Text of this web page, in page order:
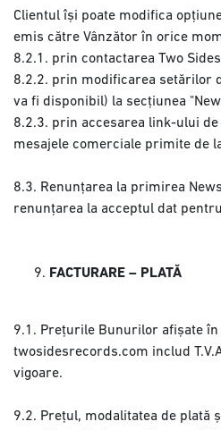
Clientul își poate modifica
emis către Vânzător în orice
8.2.1. prin contactarea Two
8.2.2. prin modificarea setărilor
va fi disponibil) la secțiunea
8.2.3. prin accesarea link-ului
mesajele comerciale primite de
8.3. Renunțarea la primirea
renunțarea la acceptul dat
FACTURARE – PLATĂ
9.1. Prețurile Bunurilor afișate
twosidesrecords.com includ
vigoare.
9.2. Prețul, modalitatea de plată